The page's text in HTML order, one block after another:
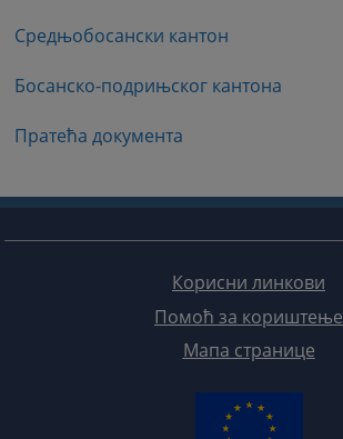
Средњобосански кантон
Босанско-подрињског кантона
Пратећа документа
Корисни линкови
Помоћ за кориштење
Мапа странице